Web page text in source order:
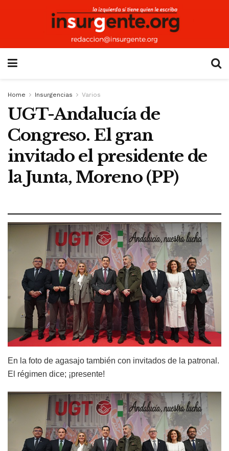
Home Insurgencias Varios
UGT-Andalucía de
Congreso. El gran
invitado el presidente de
la Junta, Moreno (PP)
En la foto de agasajo también con invitados de la patronal.
El régimen dice; ¡presente!